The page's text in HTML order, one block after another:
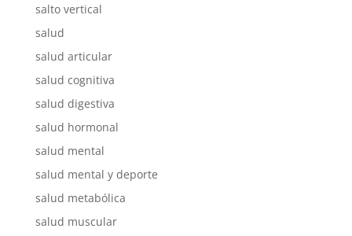
salto vertical
salud
salud articular
salud cognitiva
salud digestiva
salud hormonal
salud mental
salud mental y deporte
salud metabólica
salud muscular